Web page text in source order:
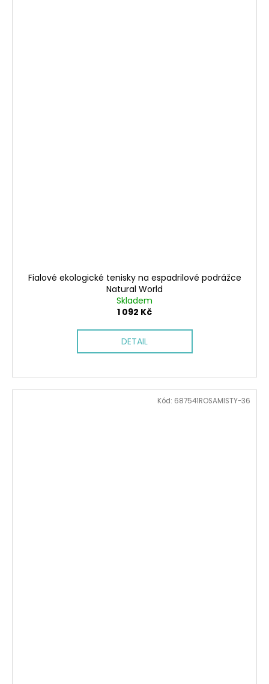
Fialové ekologické tenisky na espadrilové podrážce
Natural World
Skladem
1 092 Kč
DETAIL
Kód: 687541ROSAMISTY-36